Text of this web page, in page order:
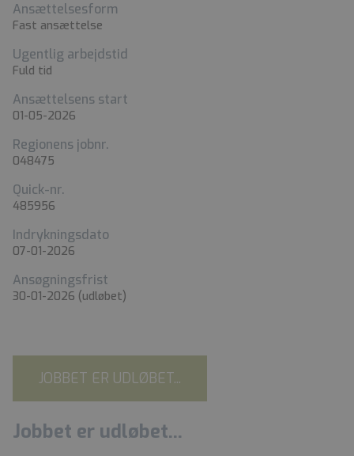
Ansættelsesform
Fast ansættelse
Ugentlig arbejdstid
Fuld tid
Ansættelsens start
01-05-2026
Regionens jobnr.
048475
Quick-nr.
485956
Indrykningsdato
07-01-2026
Ansøgningsfrist
30-01-2026 (udløbet)
JOBBET ER UDLØBET...
Jobbet er udløbet...